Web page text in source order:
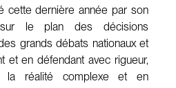
cette dernière année par son
sur le plan des décisions
grands débats nationaux et
et en défendant avec rigueur,
la réalité complexe et en